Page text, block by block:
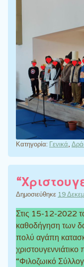
Κατηγορία: Γενικά,
Δημοσιεύθηκε 19
Στις 15-12-2022
καθοδήγηση των
πολύ αγάπη
“Φιλοζωικό